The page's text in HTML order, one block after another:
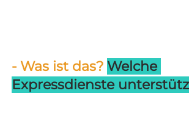
- Was ist das? Welche
Expressdienste